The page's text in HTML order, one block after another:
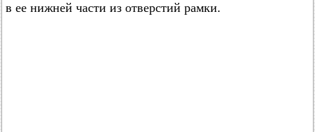
в ее нижней части из отверстий рамки.